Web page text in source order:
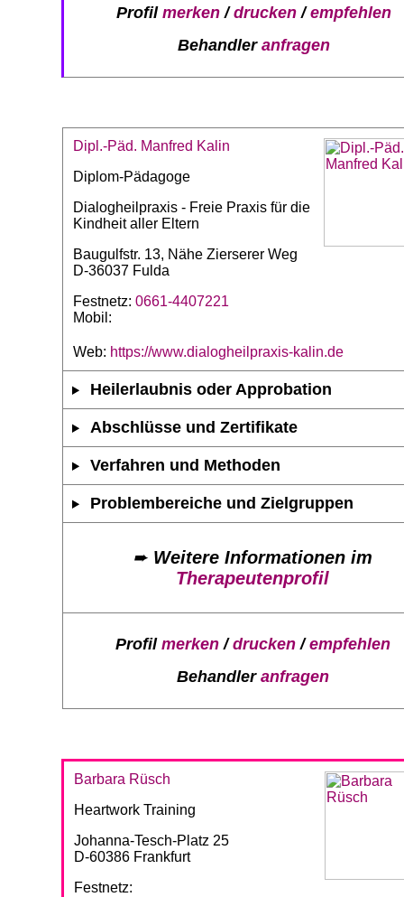
Profil merken/drucken/empfehlen
Behandler anfragen
Dipl.-Päd. Manfred Kalin
Diplom-Pädagoge
Dialogheilpraxis - Freie Praxis für die
Kindheit aller Eltern
Baugulfstr. 13, Nähe Zierserer Weg
D-36037 Fulda
Festnetz: 0661-4407221
Mobil:
Web: https://www.dialogheilpraxis-kalin.de
Heilerlaubnis oder Approbation
Abschlüsse und Zertifikate
Verfahren und Methoden
Problembereiche und Zielgruppen
➨ Weitere Informationen im
Therapeutenprofil
Profil merken/drucken/empfehlen
Behandler anfragen
Barbara Rüsch
Heartwork Training
Johanna-Tesch-Platz 25
D-60386 Frankfurt
Festnetz: